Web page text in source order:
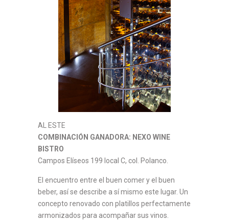
AL ESTE
COMBINACIÓN GANADORA: NEXO WINE
BISTRO
Campos Elíseos 199 local C, col. Polanco.
El encuentro entre el buen comer y el buen
beber, así se describe a sí mismo este lugar. Un
concepto renovado con platillos perfectamente
armonizados para acompañar sus vinos.